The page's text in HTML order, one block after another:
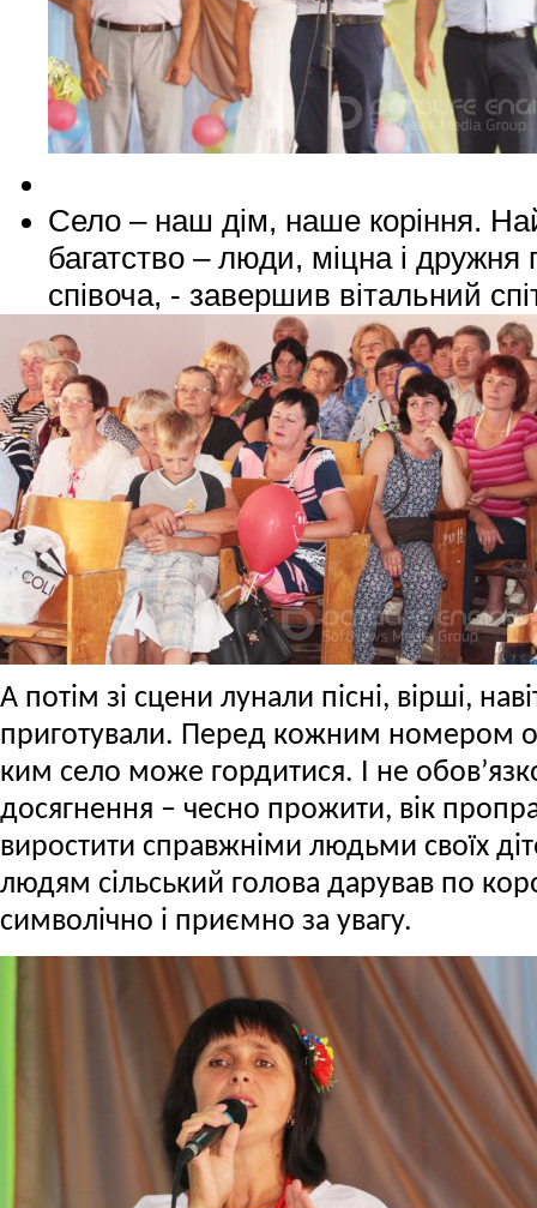
Село – наш дім, наше коріння.
багатство – люди, міцна і дружня
співоча, - завершив вітальний
А потім зі сцени лунали пісні, вірші,
приготували. Перед кожним номером
ким село може гордитися. І не
досягнення – чесно прожити, вік
виростити справжніми людьми своїх
людям сільський голова дарував по
символічно і приємно за увагу.